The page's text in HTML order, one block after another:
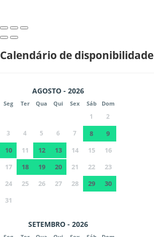
Calendário de disponibilidade
AGOSTO - 2026
Seg Ter Qua Qui Sex Sáb Dom
1
2
3
4 5 6 7 8
9
10
11 12 13 14 15
16
17
18 19 20 21 22
23
24
25 26 27 28 29
30
31
SETEMBRO - 2026